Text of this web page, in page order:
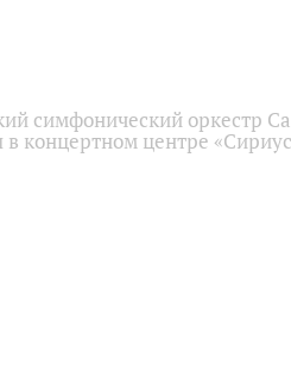
симфонический оркестр
концертном центре